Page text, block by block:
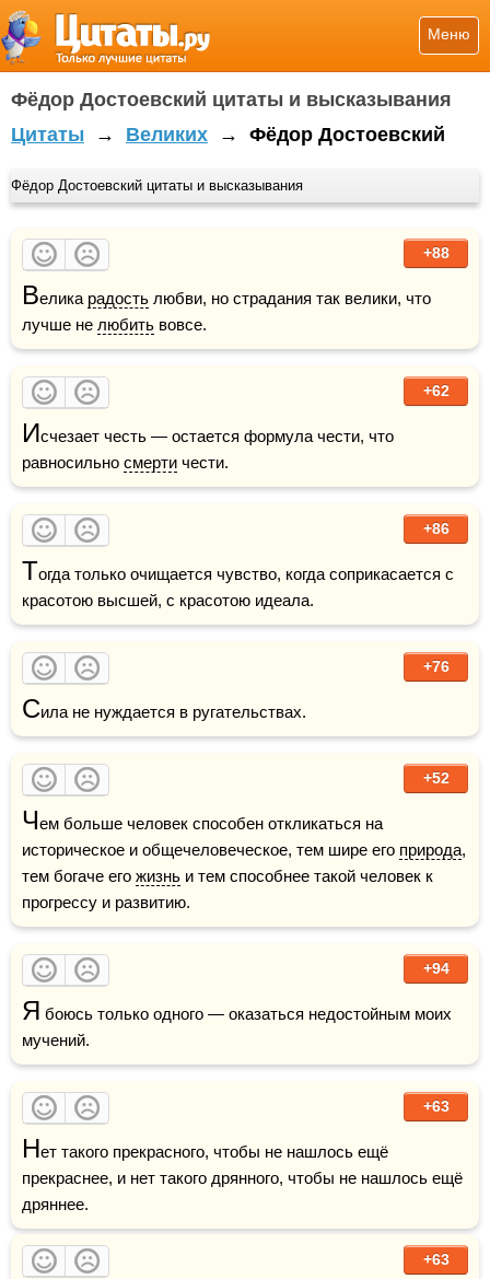
Меню
Фёдор Достоевский цитаты и высказывания
Цитаты → Великих → Фёдор Достоевский
Фёдор Достоевский цитаты и высказывания
+88
Велика радость любви, но страдания так велики, что
лучше не любить вовсе.
+62
Исчезает честь — остается формула чести, что
равносильно смерти чести.
+86
Тогда только очищается чувство, когда соприкасается с
красотою высшей, с красотою идеала.
+76
Сила не нуждается в ругательствах.
+52
Чем больше человек способен откликаться на
историческое и общечеловеческое, тем шире его природа,
тем богаче его жизнь и тем способнее такой человек к
прогрессу и развитию.
+94
Я боюсь только одного — оказаться недостойным моих
мучений.
+63
Нет такого прекрасного, чтобы не нашлось ещё
прекраснее, и нет такого дрянного, чтобы не нашлось ещё
дряннее.
+63